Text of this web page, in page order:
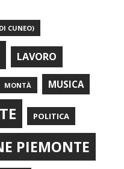
CUNEO)
LAVORO
MONTÀ MUSICA
POLITICA
PIEMONTE